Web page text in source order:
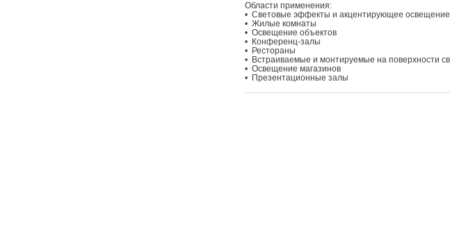
Области применения:
• Световые эффекты и акцентирующее освещение
• Жилые комнаты
• Освещение объектов
• Конференц-залы
• Рестораны
• Встраиваемые и монтируемые на поверхности
• Освещение магазинов
• Презентационные залы